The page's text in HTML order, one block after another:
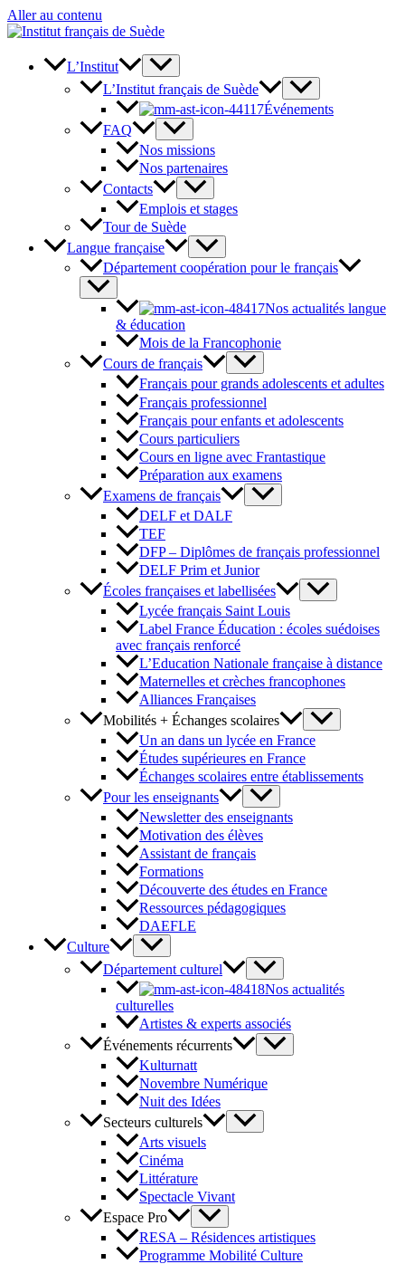
Aller au contenu
L’Institut
L’Institut français de Suède
Événements
FAQ
Nos missions
Nos partenaires
Contacts
Emplois et stages
Tour de Suède
Langue française
Département coopération pour le français
Nos actualités langue
& éducation
Mois de la Francophonie
Cours de français
Français pour grands adolescents et adultes
Français professionnel
Français pour enfants et adolescents
Cours particuliers
Cours en ligne avec Frantastique
Préparation aux examens
Examens de français
DELF et DALF
TEF
DFP – Diplômes de français professionnel
DELF Prim et Junior
Écoles françaises et labellisées
Lycée français Saint Louis
Label France Éducation : écoles suédoises
avec français renforcé
L’Education Nationale française à distance
Maternelles et crèches francophones
Alliances Françaises
Mobilités + Échanges scolaires
Un an dans un lycée en France
Études supérieures en France
Échanges scolaires entre établissements
Pour les enseignants
Newsletter des enseignants
Motivation des élèves
Assistant de français
Formations
Découverte des études en France
Ressources pédagogiques
DAEFLE
Culture
Département culturel
Nos actualités
culturelles
Artistes & experts associés
Événements récurrents
Kulturnatt
Novembre Numérique
Nuit des Idées
Secteurs culturels
Arts visuels
Cinéma
Littérature
Spectacle Vivant
Espace Pro
RESA – Résidences artistiques
Programme Mobilité Culture